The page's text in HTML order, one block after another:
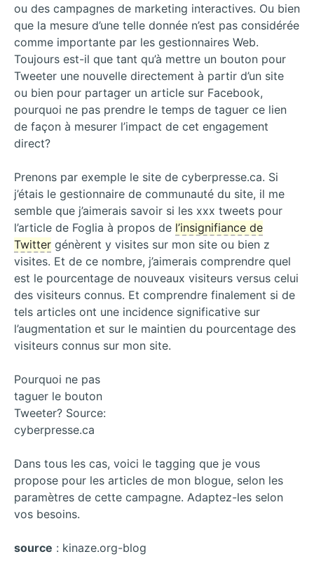
ou des campagnes de marketing interactives. Ou bien
que la mesure d’une telle donnée n’est pas considérée
comme importante par les gestionnaires Web.
Toujours est-il que tant qu’à mettre un bouton pour
Tweeter une nouvelle directement à partir d’un site
ou bien pour partager un article sur Facebook,
pourquoi ne pas prendre le temps de taguer ce lien
de façon à mesurer l’impact de cet engagement
direct?
Prenons par exemple le site de cyberpresse.ca. Si
j’étais le gestionnaire de communauté du site, il me
semble que j’aimerais savoir si les xxx tweets pour
l’article de Foglia à propos de l’insignifiance de
Twitter génèrent y visites sur mon site ou bien z
visites. Et de ce nombre, j’aimerais comprendre quel
est le pourcentage de nouveaux visiteurs versus celui
des visiteurs connus. Et comprendre finalement si de
tels articles ont une incidence significative sur
l’augmentation et sur le maintien du pourcentage des
visiteurs connus sur mon site.
Pourquoi ne pas
taguer le bouton
Tweeter? Source:
cyberpresse.ca
Dans tous les cas, voici le tagging que je vous
propose pour les articles de mon blogue, selon les
paramètres de cette campagne. Adaptez-les selon
vos besoins.
source : kinaze.org-blog